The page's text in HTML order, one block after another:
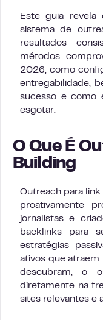
Este guia revela
sistema de
resultados
métodos
2026, como
entregabilidade,
sucesso e como
esgotar.
O Que É
Building
Outreach para
proativamente
jornalistas e
backlinks para
estratégias
ativos que atraem
descubram, o
diretamente na
sites relevantes e